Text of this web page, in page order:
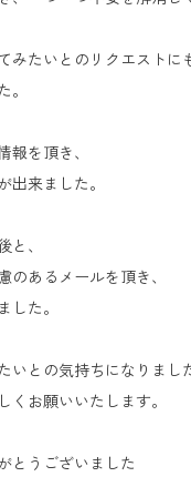
みたいとのリクエストにも
を頂き、
出来ました。
、
のあるメールを頂き、
した。
いとの気持ちになりまし
くお願いいたします。
とうございました